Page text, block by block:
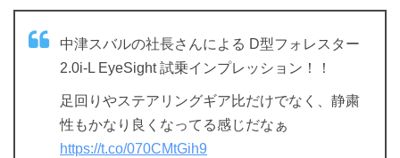
中津スバルの社長さんによる D型フォレスター
2.0i-L EyeSight 試乗インプレッション！！
足回りやステアリングギア比だけでなく、静粛
性もかなり良くなってる感じだなぁ
https://t.co/070CMtGih9